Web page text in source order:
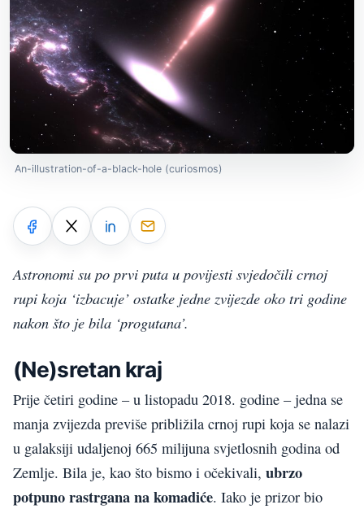
An-illustration-of-a-black-hole (curiosmos)
Astronomi su po prvi puta u povijesti svjedočili crnoj
rupi koja ‘izbacuje’ ostatke jedne zvijezde oko tri godine
nakon što je bila ‘progutana’.
(Ne)sretan kraj
Prije četiri godine – u listopadu 2018. godine – jedna se
manja zvijezda previše približila crnoj rupi koja se nalazi
u galaksiji udaljenoj 665 milijuna svjetlosnih godina od
Zemlje. Bila je, kao što bismo i očekivali, ubrzo
potpuno rastrgana na komadiće. Iako je prizor bio